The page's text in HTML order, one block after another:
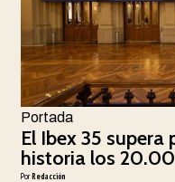
Portada
El Ibex 35 supera
historia los
PorRedacción